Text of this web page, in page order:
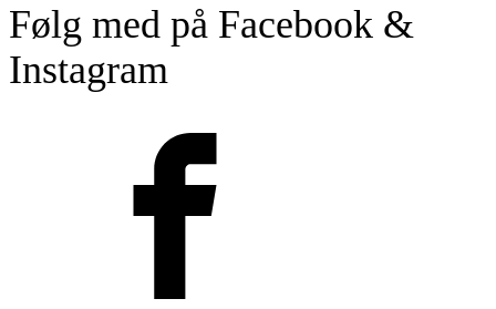
Følg med på Facebook &
Instagram